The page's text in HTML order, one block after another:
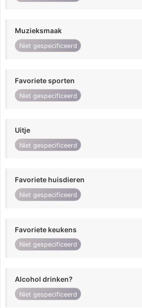
Muzieksmaak
Niet gespecificeerd
Favoriete sporten
Niet gespecificeerd
Uitje
Niet gespecificeerd
Favoriete huisdieren
Niet gespecificeerd
Favoriete keukens
Niet gespecificeerd
Alcohol drinken?
Niet gespecificeerd